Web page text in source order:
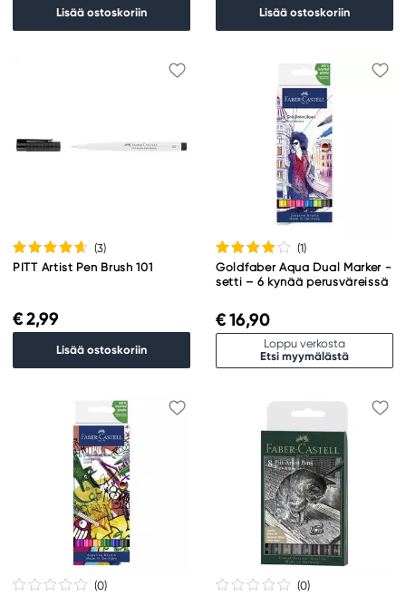
Lisää ostoskoriin Lisää ostoskoriin
(3)
PITT Artist Pen Brush 101
€ 2,99
Lisää ostoskoriin
(1)
Goldfaber Aqua Dual Marker -
setti – 6 kynää perusväreissä
€ 16,90
Loppu verkosta
Etsi myymälästä
(0)
(0)